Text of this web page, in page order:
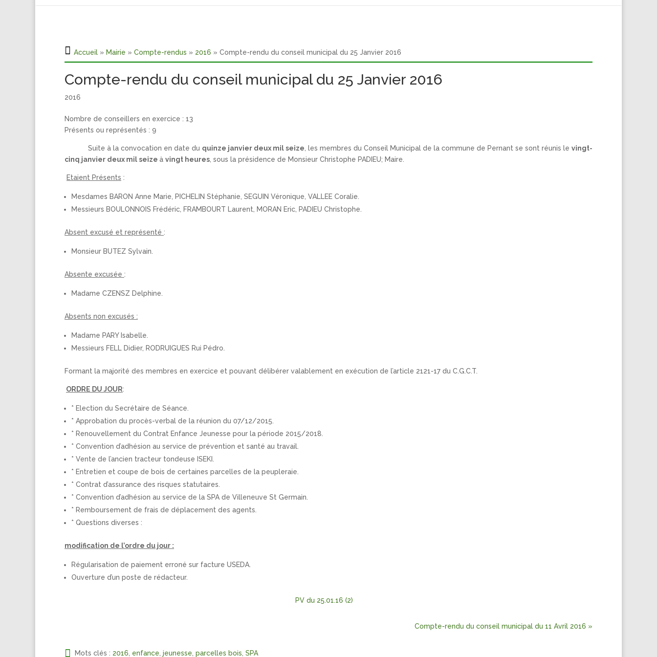
Accueil » Mairie » Compte-rendus » 2016 » Compte-rendu du conseil municipal du 25 Janvier 2016
Compte-rendu du conseil municipal du 25 Janvier 2016
2016
Nombre de conseillers en exercice : 13
Présents ou représentés : 9
Suite à la convocation en date du quinze janvier deux mil seize , les membres du Conseil Municipal de la commune de Pernant se sont réunis le vingt-
cinq janvier deux mil seize à vingt heures , sous la présidence de Monsieur Christophe PADIEU; Maire.
Etaient Présents :
Mesdames BARON Anne Marie, PICHELIN Stéphanie, SEGUIN Véronique, VALLEE Coralie.
Messieurs BOULONNOIS Frédéric, FRAMBOURT Laurent, MORAN Eric, PADIEU Christophe.
Absent excusé et représenté :
Monsieur BUTEZ Sylvain.
Absente excusée :
Madame CZENSZ Delphine.
Absents non excusés :
Madame PARY Isabelle.
Messieurs FELL Didier, RODRUIGUES Rui Pédro.
Formant la majorité des membres en exercice et pouvant délibérer valablement en exécution de l’article 2121-17 du C.G.C.T.
ORDRE DU JOUR:
* Election du Secrétaire de Séance.
* Approbation du procès-verbal de la réunion du 07/12/2015.
* Renouvellement du Contrat Enfance Jeunesse pour la période 2015/2018.
* Convention d’adhésion au service de prévention et santé au travail.
* Vente de l’ancien tracteur tondeuse ISEKI.
* Entretien et coupe de bois de certaines parcelles de la peupleraie.
* Contrat d’assurance des risques statutaires.
* Convention d’adhésion au service de la SPA de Villeneuve St Germain.
* Remboursement de frais de déplacement des agents.
* Questions diverses :
modification de l’ordre du jour :
Régularisation de paiement erroné sur facture USEDA.
Ouverture d’un poste de rédacteur.
PV du 25.01.16 (2)
Compte-rendu du conseil municipal du 11 Avril 2016 »
Mots clés : 2016 enfance jeunesse parcelles bois SPA